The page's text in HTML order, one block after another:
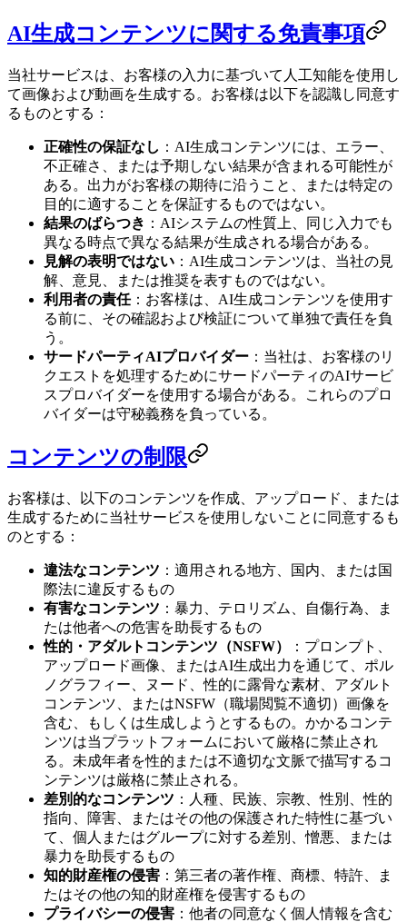
AI生成コンテンツに関する免責事項
当社サービスは、お客様の入力に基づいて人工知能を使用し
て画像および動画を生成する。お客様は以下を認識し同意す
るものとする：
正確性の保証なし ：AI生成コンテンツには、エラー、
不正確さ、または予期しない結果が含まれる可能性が
ある。出力がお客様の期待に沿うこと、または特定の
目的に適することを保証するものではない。
結果のばらつき ：AIシステムの性質上、同じ入力でも
異なる時点で異なる結果が生成される場合がある。
見解の表明ではない ：AI生成コンテンツは、当社の見
解、意見、または推奨を表すものではない。
利用者の責任：お客様は、AI生成コンテンツを使用す
る前に、その確認および検証について単独で責任を負
う。
サードパーティAIプロバイダー ：当社は、お客様のリ
クエストを処理するためにサードパーティのAIサービ
スプロバイダーを使用する場合がある。これらのプロ
バイダーは守秘義務を負っている。
コンテンツの制限
お客様は、以下のコンテンツを作成、アップロード、または
生成するために当社サービスを使用しないことに同意するも
のとする：
違法なコンテンツ ：適用される地方、国内、または国
際法に違反するもの
有害なコンテンツ ：暴力、テロリズム、自傷行為、ま
たは他者への危害を助長するもの
性的・アダルトコンテンツ（NSFW）
：プロンプト、
アップロード画像、またはAI生成出力を通じて、ポル
ノグラフィー、ヌード、性的に露骨な素材、アダルト
コンテンツ、またはNSFW（職場閲覧不適切）画像を
含む、もしくは生成しようとするもの。かかるコンテ
ンツは当プラットフォームにおいて厳格に禁止され
る。未成年者を性的または不適切な文脈で描写するコ
ンテンツは厳格に禁止される。
差別的なコンテンツ ：人種、民族、宗教、性別、性的
指向、障害、またはその他の保護された特性に基づい
て、個人またはグループに対する差別、憎悪、または
暴力を助長するもの
知的財産権の侵害 ：第三者の著作権、商標、特許、ま
たはその他の知的財産権を侵害するもの
プライバシーの侵害 ：他者の同意なく個人情報を含む